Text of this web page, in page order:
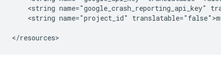
<string name="google_crash_reporting_api_key"
<string name="project_id"
</resources>